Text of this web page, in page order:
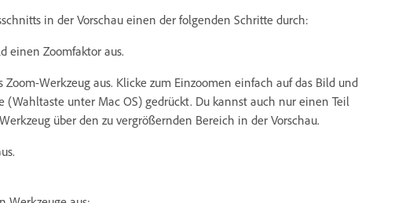
in der Vorschau einen der folgenden Schritte durch:
einen Zoomfaktor aus.
Werkzeug aus. Klicke zum Einzoomen einfach auf das Bild und
(Wahltaste unter Mac OS) gedrückt. Du kannst auch nur einen Teil
über den zu vergrößernden Bereich in der Vorschau.